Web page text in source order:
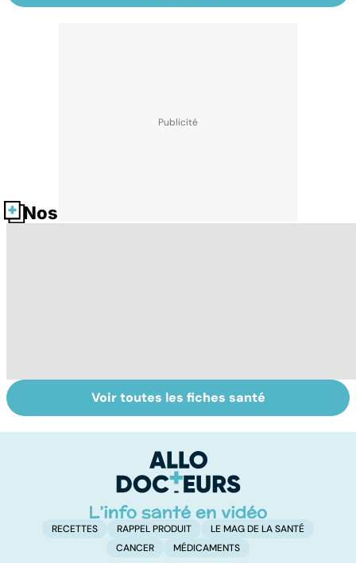
Nos fiches santé
Cannabis : une
vraie
Tout savoir sur
les infections
Voir toutes les fiches santé
RECETTES RAPPEL PRODUIT
LE MAG DE LA SANTÉ
CANCER
MÉDICAMENTS